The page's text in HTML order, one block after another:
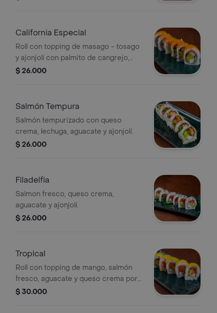
California Especial
Roll con topping de masago - tosago
y ajonjolí con palmito de cangrejo,
aguacate, queso crema y pepino por
$ 26.000
Salmón Tempura
Salmón tempurizado con queso
crema, lechuga, aguacate y ajonjolí.
$ 26.000
Filadelfia
Salmon fresco, queso crema,
aguacate y ajonjolí.
$ 26.000
Tropical
Roll con topping de mango, salmón
fresco, aguacate y queso crema por
dentro.
$ 30.000